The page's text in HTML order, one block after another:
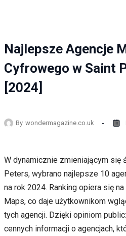
Najlepsze Agencje
Cyfrowego w Saint
[2024]
By wondermagazine.co.uk
W dynamicznie zmieniającym się
Peters, wybrano najlepsze 10
na rok 2024. Ranking opiera się
Maps, co daje użytkownikom
tych agencji. Dzięki opiniom
cennych informacji o agencjach,